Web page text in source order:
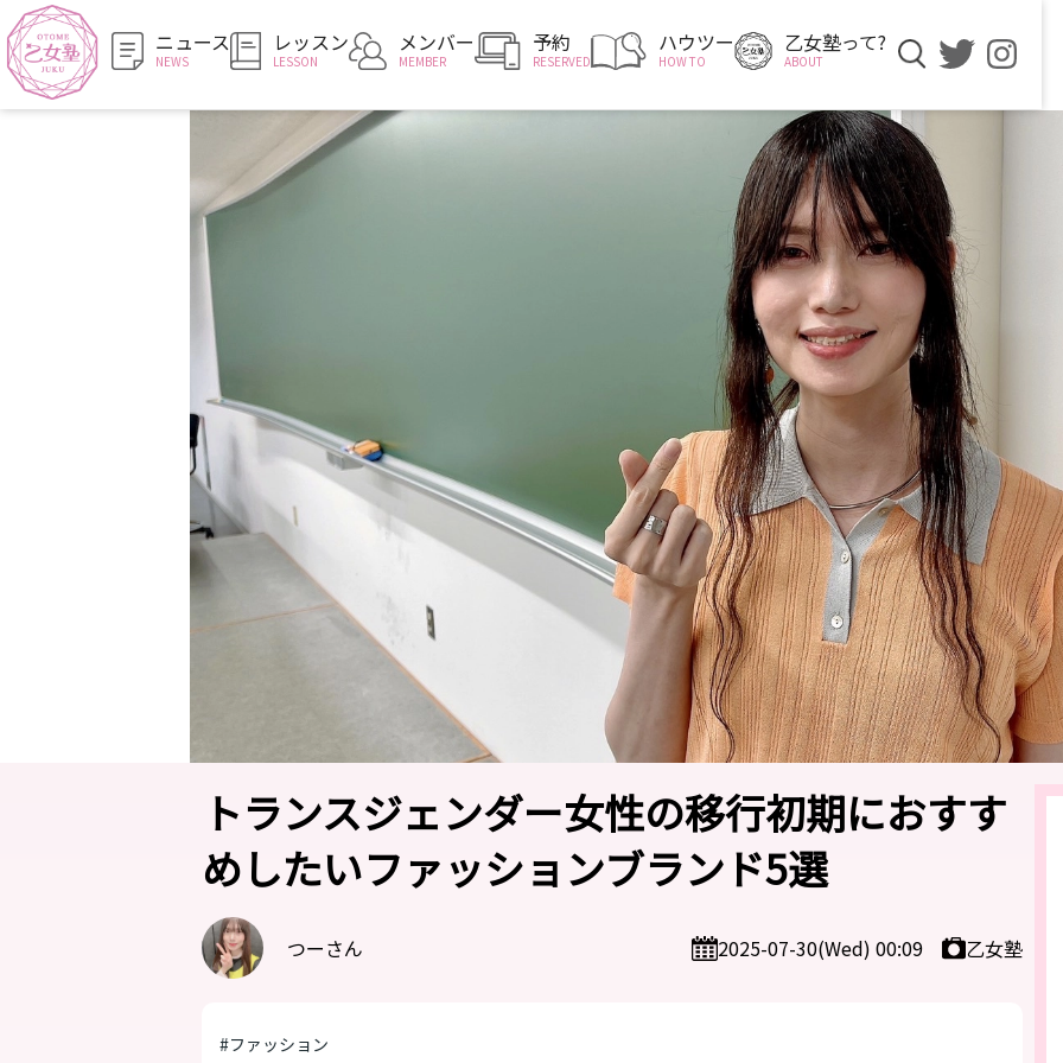
ニュース
NEWS
レッスン
LESSON
メンバー
MEMBER
予約
RESERVED
ハウツー
HOW TO
乙女塾って?
ABOUT
トランスジェンダー女性の移行初期におすす
めしたいファッションブランド5選
つーさん 2025-07-30(Wed) 00:09 乙女塾
#ファッション